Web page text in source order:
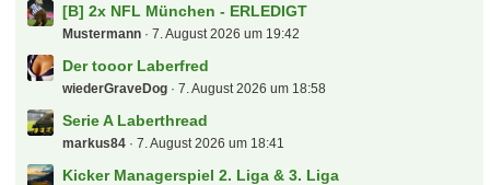
[B] 2x NFL München - ERLEDIGT
Mustermann 7. August 2026 um 19:42
Der tooor Laberfred
wiederGraveDog 7. August 2026 um 18:58
Serie A Laberthread
markus84 7. August 2026 um 18:41
Kicker Managerspiel 2. Liga & 3. Liga